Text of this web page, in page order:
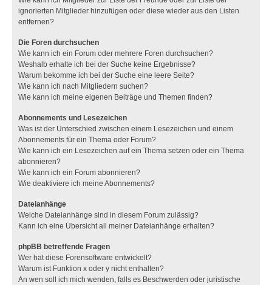
ignorierten Mitglieder hinzufügen oder diese wieder aus den Listen
entfernen?
Die Foren durchsuchen
Wie kann ich ein Forum oder mehrere Foren durchsuchen?
Weshalb erhalte ich bei der Suche keine Ergebnisse?
Warum bekomme ich bei der Suche eine leere Seite?
Wie kann ich nach Mitgliedern suchen?
Wie kann ich meine eigenen Beiträge und Themen finden?
Abonnements und Lesezeichen
Was ist der Unterschied zwischen einem Lesezeichen und einem
Abonnements für ein Thema oder Forum?
Wie kann ich ein Lesezeichen auf ein Thema setzen oder ein Thema
abonnieren?
Wie kann ich ein Forum abonnieren?
Wie deaktiviere ich meine Abonnements?
Dateianhänge
Welche Dateianhänge sind in diesem Forum zulässig?
Kann ich eine Übersicht all meiner Dateianhänge erhalten?
phpBB betreffende Fragen
Wer hat diese Forensoftware entwickelt?
Warum ist Funktion x oder y nicht enthalten?
An wen soll ich mich wenden, falls es Beschwerden oder juristische